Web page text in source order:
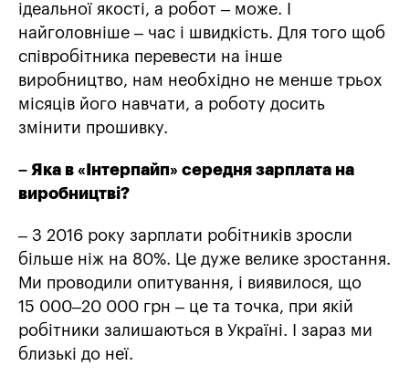
ідеальної якості, а робот – може. І
найголовніше – час і швидкість. Для того щоб
співробітника перевести на інше
виробництво, нам необхідно не менше трьох
місяців його навчати, а роботу досить
змінити прошивку.
– Яка в «Інтерпайп» середня зарплата на
виробництві?
– З 2016 року зарплати робітників зросли
більше ніж на 80%. Це дуже велике зростання.
Ми проводили опитування, і виявилося, що
15 000–20 000 грн – це та точка, при якій
робітники залишаються в Україні. І зараз ми
близькі до неї.